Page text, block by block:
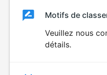
ClassementClassement
Motifs de
Veuillez nous
détails.